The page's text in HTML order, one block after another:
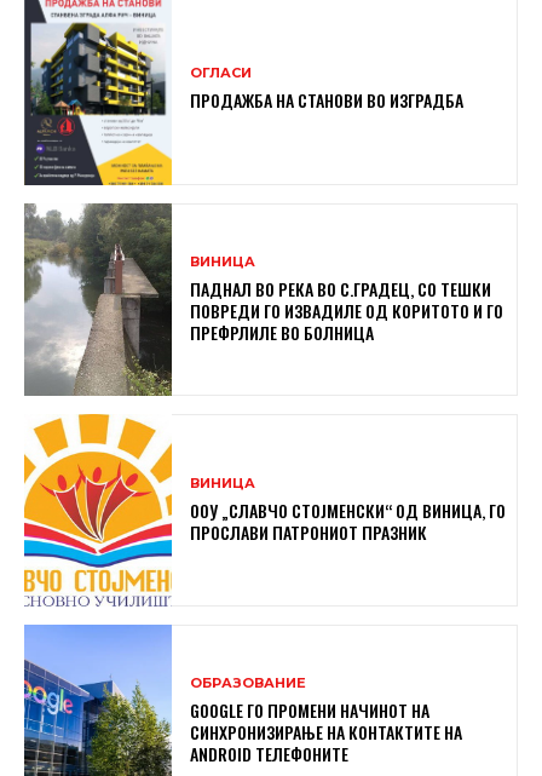
ОГЛАСИ
ПРОДАЖБА НА СТАНОВИ ВО ИЗГРАДБА
ВИНИЦА
ПАДНАЛ ВО РЕКА ВО С.ГРАДЕЦ, СО ТЕШКИ
ПОВРЕДИ ГО ИЗВАДИЛЕ ОД КОРИТОТО И ГО
ПРЕФРЛИЛЕ ВО БОЛНИЦА
ВИНИЦА
ООУ „СЛАВЧО СТОЈМЕНСКИ“ ОД ВИНИЦА, ГО
ПРОСЛАВИ ПАТРОНИОТ ПРАЗНИК
ОБРАЗОВАНИЕ
GOOGLE ГО ПРОМЕНИ НАЧИНОТ НА
СИНХРОНИЗИРАЊЕ НА КОНТАКТИТЕ НА
ANDROID ТЕЛЕФОНИТЕ